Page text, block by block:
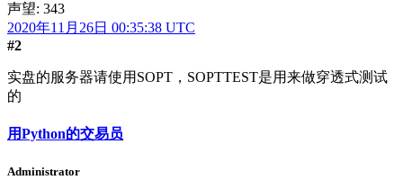
声望: 343
2020年11月26日 00:35:38 UTC
#2
实盘的服务器请使用SOPT，SOPTTEST是用来做穿透式测试
的
用Python的交易员
Administrator